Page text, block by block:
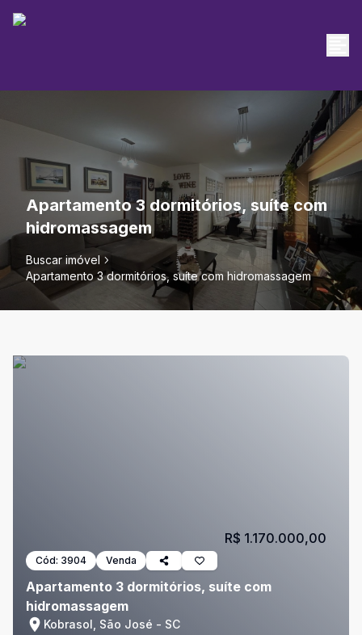
Apartamento 3 dormitórios, suíte com
hidromassagem
Buscar imóvel
Apartamento 3 dormitórios, suíte com hidromassagem
Cód: 3904 Venda
Apartamento 3 dormitórios, suíte com
hidromassagem
Kobrasol, São José - SC
R$ 1.170.000,00